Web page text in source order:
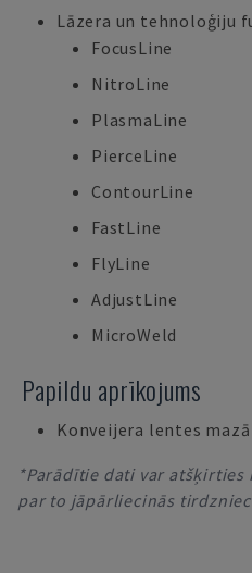
Lāzera un tehnoloģiju
FocusLine
NitroLine
PlasmaLine
PierceLine
ContourLine
FastLine
FlyLine
AdjustLine
MicroWeld
Papildu aprīkojums
Konveijera lentes
*Parādītie dati var
par to jāpārliecinās